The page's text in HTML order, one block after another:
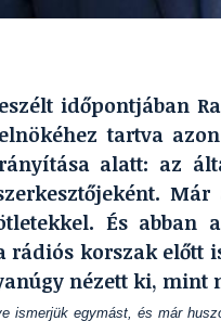
időpontjában
tartva
alatt: az
És
rádiós korszak előtt
nézett ki, mint
ismerjük egymást, és már